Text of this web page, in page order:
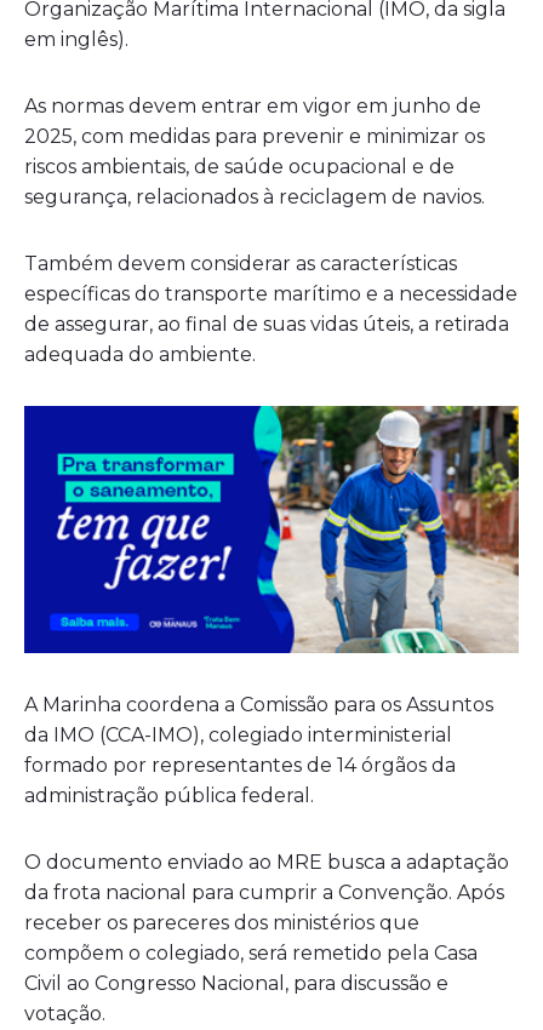
Organização Marítima Internacional (IMO, da sigla
em inglês).
As normas devem entrar em vigor em junho de
2025, com medidas para prevenir e minimizar os
riscos ambientais, de saúde ocupacional e de
segurança, relacionados à reciclagem de navios.
Também devem considerar as características
específicas do transporte marítimo e a necessidade
de assegurar, ao final de suas vidas úteis, a retirada
adequada do ambiente.
A Marinha coordena a Comissão para os Assuntos
da IMO (CCA-IMO), colegiado interministerial
formado por representantes de 14 órgãos da
administração pública federal.
O documento enviado ao MRE busca a adaptação
da frota nacional para cumprir a Convenção. Após
receber os pareceres dos ministérios que
compõem o colegiado, será remetido pela Casa
Civil ao Congresso Nacional, para discussão e
votação.